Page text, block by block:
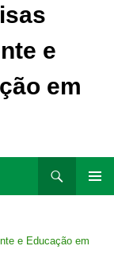
e
em
e Educação em